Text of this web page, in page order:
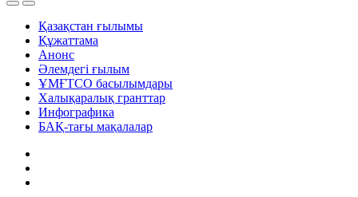
Қазақстан ғылымы
Құжаттама
Анонс
Әлемдегі ғылым
ҰМҒТСО басылымдары
Халықаралық гранттар
Инфографика
БАҚ-тағы мақалалар